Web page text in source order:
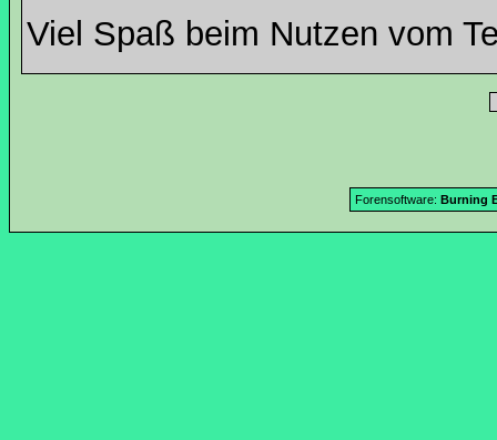
Viel Spaß beim Nutzen vom
Forensoftware: Burning